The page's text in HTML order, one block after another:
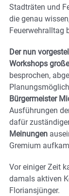
Stadträten und
die genau
Feuerwehralltag
Der nun
Workshops
besprochen,
Bürgermeister
Ausführungen
dafür
Meinungen
Gremium
Vor einiger Zeit
damals aktiven
Floriansjünger.